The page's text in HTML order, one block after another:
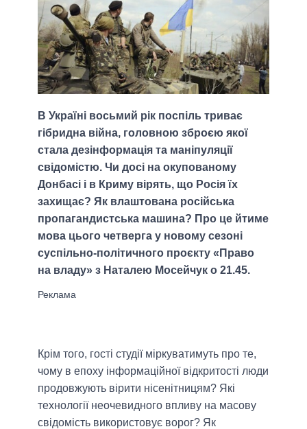
В Україні восьмий рік поспіль триває
гібридна війна, головною зброєю якої
стала дезінформація та маніпуляції
свідомістю. Чи досі на окупованому
Донбасі і в Криму вірять, що Росія їх
захищає? Як влаштована російська
пропагандистська машина? Про це йтиме
мова цього четверга у новому сезоні
суспільно-політичного проєкту «Право
на владу» з Наталею Мосейчук о 21.45.
Крім того, гості студії міркуватимуть про те,
чому в епоху інформаційної відкритості люди
продовжують вірити нісенітницям? Які
технології неочевидного впливу на масову
свідомість використовує ворог? Як